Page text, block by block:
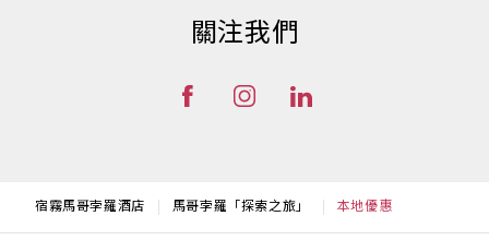
關注我們
宿霧馬哥孛羅酒店 馬哥孛羅「探索之旅」 本地優惠